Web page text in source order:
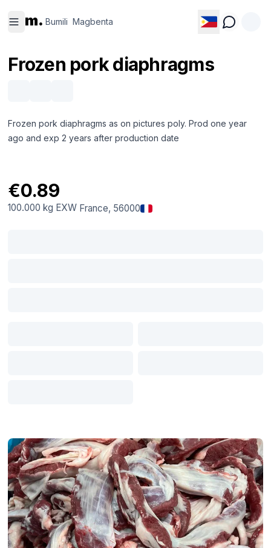
m. Bumili Magbenta
Frozen pork diaphragms
Frozen pork diaphragms as on pictures poly. Prod one year
ago and exp 2 years after production date
€0.89
100.000 kg EXW France, 56000